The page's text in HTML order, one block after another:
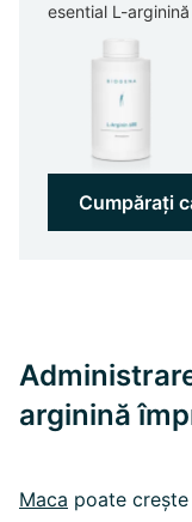
esential L-
Cumpărați
arginină
Maca poate